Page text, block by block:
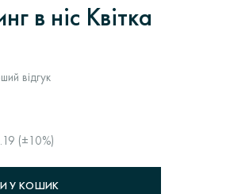
в ніс Квітка
відгук
(±10%)
У КОШИК